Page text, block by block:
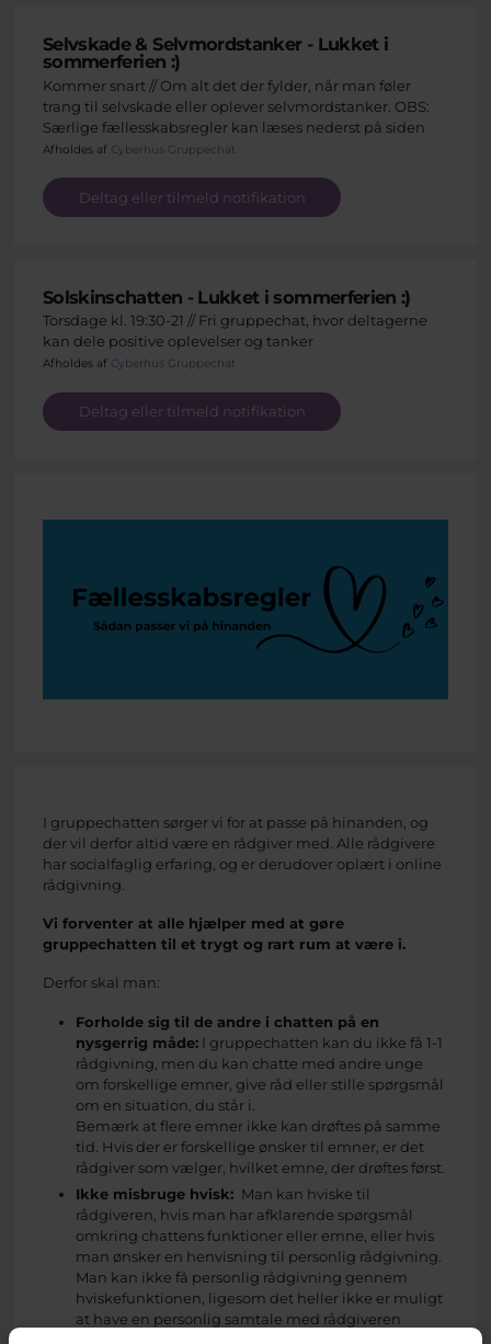
Selvskade & Selvmordstanker - Lukket i
sommerferien :)
Kommer snart // Om alt det der fylder, når man føler
trang til selvskade eller oplever selvmordstanker. OBS:
Særlige fællesskabsregler kan læses nederst på siden
Afholdes af Cyberhus Gruppechat
Deltag eller tilmeld notifikation
Solskinschatten - Lukket i sommerferien :)
Torsdage kl. 19:30-21 // Fri gruppechat, hvor deltagerne
kan dele positive oplevelser og tanker
Afholdes af Cyberhus Gruppechat
Deltag eller tilmeld notifikation
I gruppechatten sørger vi for at passe på hinanden, og
der vil derfor altid være en rådgiver med. Alle rådgivere
har socialfaglig erfaring, og er derudover oplært i online
rådgivning.
Vi forventer at alle hjælper med at gøre
gruppechatten til et trygt og rart rum at være i.
Derfor skal man:
Forholde sig til de andre i chatten på en
nysgerrig måde: I gruppechatten kan du ikke få 1-1
rådgivning, men du kan chatte med andre unge
om forskellige emner, give råd eller stille spørgsmål
om en situation, du står i.
Bemærk at flere emner ikke kan drøftes på samme
tid. Hvis der er forskellige ønsker til emner, er det
rådgiver som vælger, hvilket emne, der drøftes først.
Ikke misbruge hvisk: Man kan hviske til
rådgiveren, hvis man har afklarende spørgsmål
omkring chattens funktioner eller emne, eller hvis
man ønsker en henvisning til personlig rådgivning.
Man kan ikke få personlig rådgivning gennem
hviskefunktionen, ligesom det heller ikke er muligt
at have en personlig samtale med rådgiveren